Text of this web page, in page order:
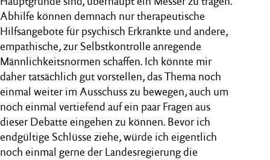
Abhilfe können demnach nur therapeutische
Hilfsangebote für psychisch Erkrankte und andere,
empathische, zur Selbstkontrolle anregende
Männlichkeitsnormen schaffen. Ich könnte mir
daher tatsächlich gut vorstellen, das Thema noch
einmal weiter im Ausschuss zu bewegen, auch um
noch einmal vertiefend auf ein paar Fragen aus
dieser Debatte eingehen zu können. Bevor ich
endgültige Schlüsse ziehe, würde ich eigentlich
noch einmal gerne der Landesregierung die